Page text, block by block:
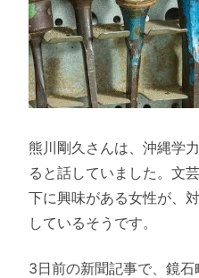
熊川剛久さんは、沖縄学
ると話していました。文
下に興味がある女性が、
しているそうです。
3日前の新聞記事で、鏡